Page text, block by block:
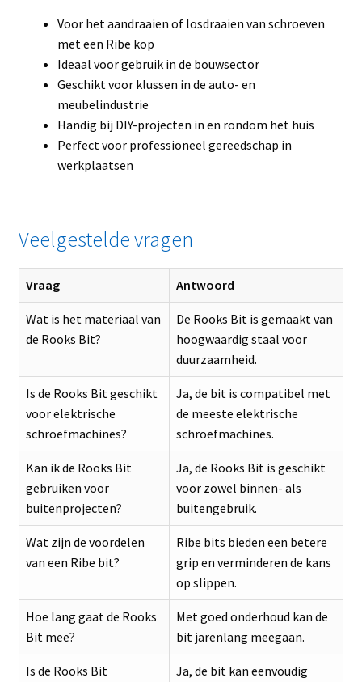
Voor het aandraaien of losdraaien van schroeven
met een Ribe kop
Ideaal voor gebruik in de bouwsector
Geschikt voor klussen in de auto- en
meubelindustrie
Handig bij DIY-projecten in en rondom het huis
Perfect voor professioneel gereedschap in
werkplaatsen
Veelgestelde vragen
Vraag Antwoord
Wat is het materiaal van
de Rooks Bit?
De Rooks Bit is gemaakt van
hoogwaardig staal voor
duurzaamheid.
Is de Rooks Bit geschikt
voor elektrische
schroefmachines?
Ja, de bit is compatibel met
de meeste elektrische
schroefmachines.
Kan ik de Rooks Bit
gebruiken voor
buitenprojecten?
Ja, de Rooks Bit is geschikt
voor zowel binnen- als
buitengebruik.
Wat zijn de voordelen
van een Ribe bit?
Ribe bits bieden een betere
grip en verminderen de kans
op slippen.
Hoe lang gaat de Rooks
Bit mee?
Met goed onderhoud kan de
bit jarenlang meegaan.
Is de Rooks Bit
Ja, de bit kan eenvoudig